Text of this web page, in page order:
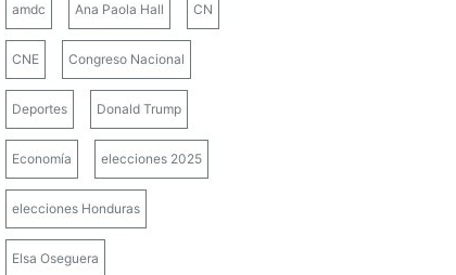
amdc Ana Paola Hall CN
CNE Congreso Nacional
Deportes Donald Trump
Economía elecciones 2025
elecciones Honduras
Elsa Oseguera